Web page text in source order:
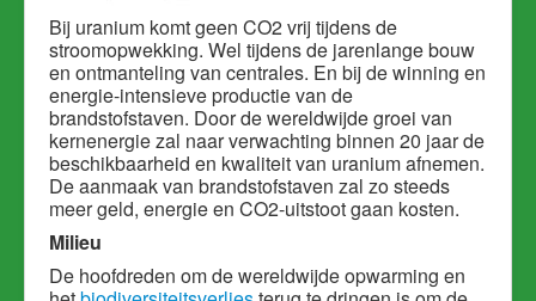
Bij uranium komt geen CO2 vrij tijdens de
stroomopwekking. Wel tijdens de jarenlange bouw
en ontmanteling van centrales. En bij de winning en
energie-intensieve productie van de
brandstofstaven. Door de wereldwijde groei van
kernenergie zal naar verwachting binnen 20 jaar de
beschikbaarheid en kwaliteit van uranium afnemen.
De aanmaak van brandstofstaven zal zo steeds
meer geld, energie en CO2-uitstoot gaan kosten.
Milieu
De hoofdreden om de wereldwijde opwarming en